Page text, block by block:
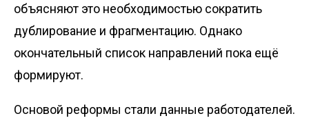
объясняют это необходимостью сократить
дублирование и фрагментацию. Однако
окончательный список направлений пока ещё
формируют.
Основой реформы стали данные работодателей.